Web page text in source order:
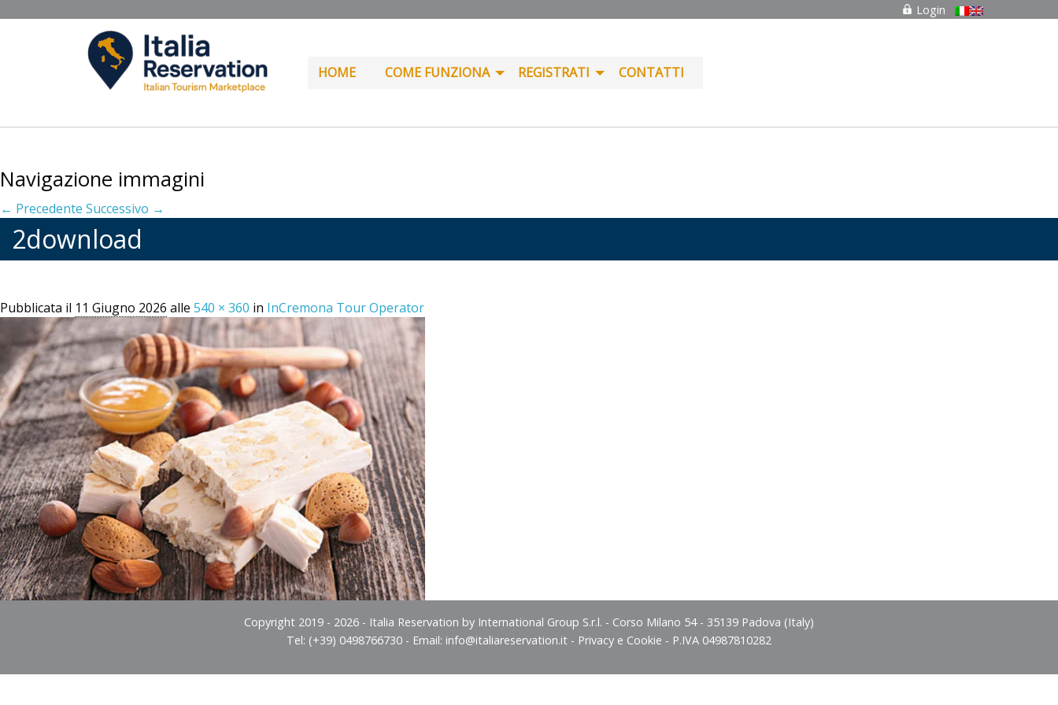
Login
HOME COME FUNZIONA REGISTRATI CONTATTI
Navigazione immagini
← Precedente Successivo →
2download
Pubblicata il 11 Giugno 2026 alle 540 × 360 in InCremona Tour Operator
Copyright 2019 - 2026 - Italia Reservation by International Group S.r.l. - Corso Milano 54 - 35139 Padova (Italy)
Tel: (+39) 0498766730 - Email: info@italiareservation.it - Privacy e Cookie - P.IVA 04987810282